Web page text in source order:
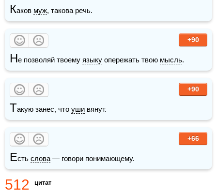
Каков муж, такова речь.
+90
Не позволяй твоему языку опережать твою мысль.
+90
Такую занес, что уши вянут.
+66
Есть слова — говори понимающему.
512 цитат